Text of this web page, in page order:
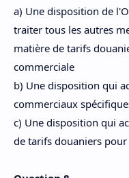
a) Une disposition de
traiter tous les autres
matière de tarifs
commerciale
b) Une disposition qui
commerciaux
c) Une disposition qui
de tarifs douaniers